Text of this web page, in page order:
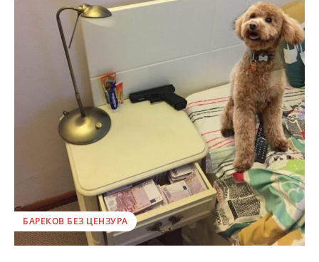
БАРЕКОВ БЕЗ ЦЕНЗУРА